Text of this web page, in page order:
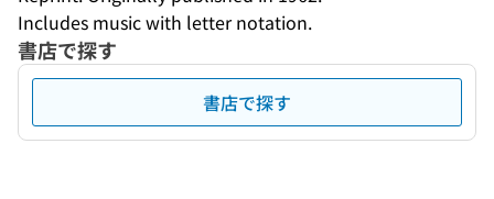
Includes music with letter notation.
書店で探す
書店で探す